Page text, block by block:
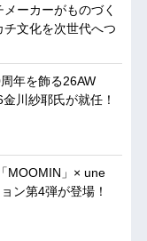
ーカーがものづく
チ文化を次世代へつ
年を飾る26AW
川紗耶氏が就任！
MOOMIN」× une
ン第4弾が登場！